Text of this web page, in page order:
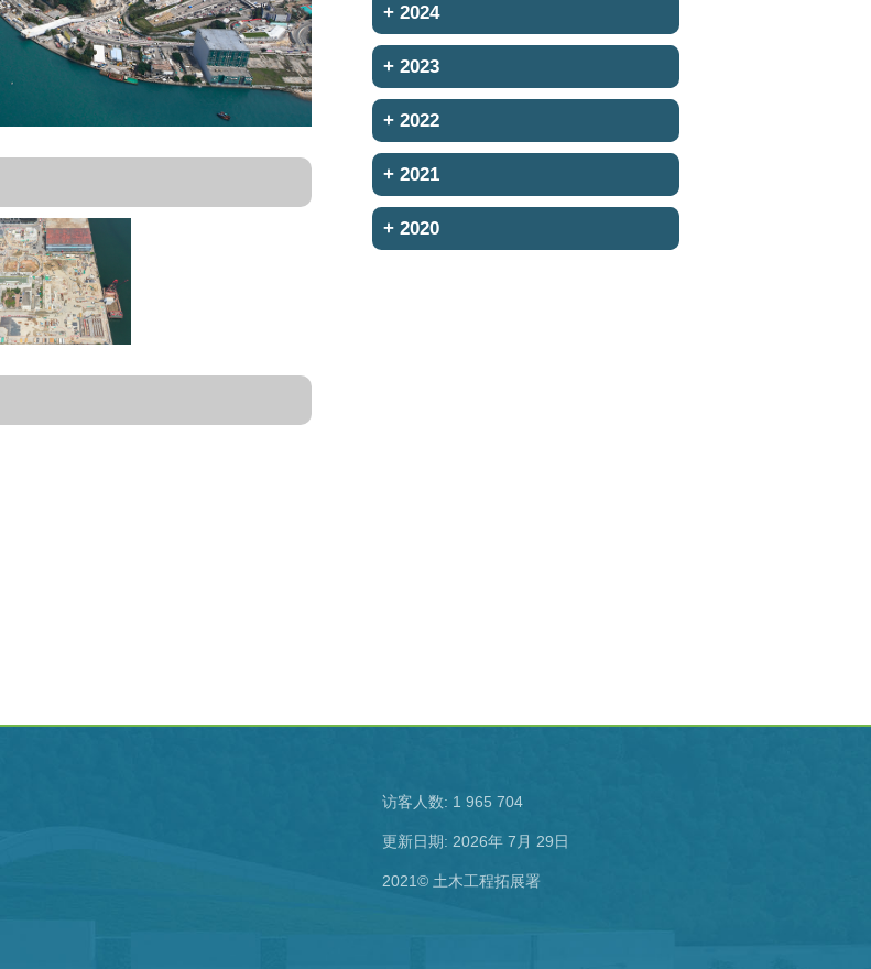
+ 2024
+ 2023
+ 2022
+ 2021
+ 2020
访客人数: 1 965 704
更新日期: 2026年 7月 29日
2021© 土木工程拓展署